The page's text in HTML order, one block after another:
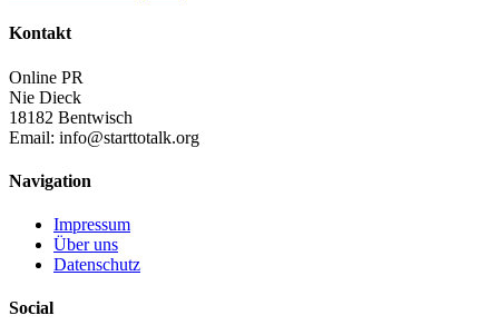
Kontakt
Online PR
Nie Dieck
18182 Bentwisch
Email: info@starttotalk.org
Navigation
Impressum
Über uns
Datenschutz
Social